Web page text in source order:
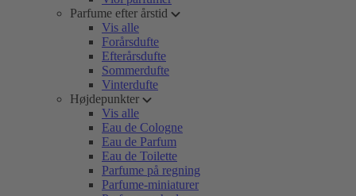
Parfume efter årstid
Vis alle
Forårsdufte
Efterårsdufte
Sommerdufte
Vinterdufte
Højdepunkter
Vis alle
Eau de Cologne
Eau de Parfum
Eau de Toilette
Parfume på regning
Parfume-miniaturer